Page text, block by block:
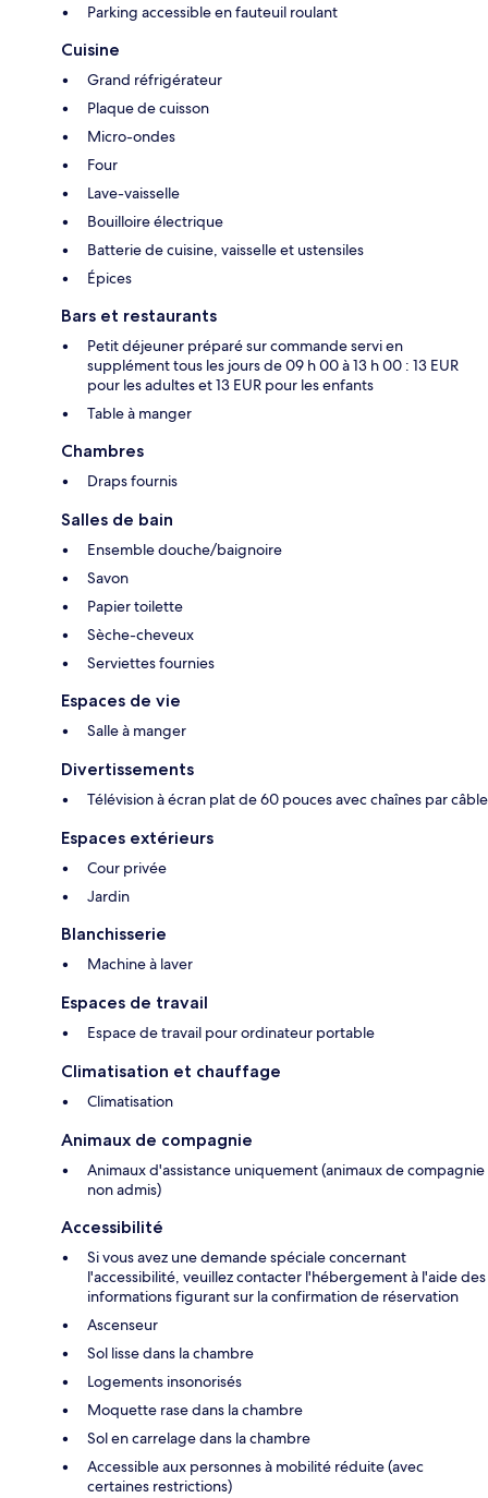
Parking accessible en fauteuil roulant
Cuisine
Grand réfrigérateur
Plaque de cuisson
Micro-ondes
Four
Lave-vaisselle
Bouilloire électrique
Batterie de cuisine, vaisselle et ustensiles
Épices
Bars et restaurants
Petit déjeuner préparé sur commande servi en
supplément tous les jours de 09 h 00 à 13 h 00 : 13 EUR
pour les adultes et 13 EUR pour les enfants
Table à manger
Chambres
Draps fournis
Salles de bain
Ensemble douche/baignoire
Savon
Papier toilette
Sèche-cheveux
Serviettes fournies
Espaces de vie
Salle à manger
Divertissements
Télévision à écran plat de 60 pouces avec chaînes par câble
Espaces extérieurs
Cour privée
Jardin
Blanchisserie
Machine à laver
Espaces de travail
Espace de travail pour ordinateur portable
Climatisation et chauffage
Climatisation
Animaux de compagnie
Animaux d'assistance uniquement (animaux de compagnie
non admis)
Accessibilité
Si vous avez une demande spéciale concernant
l'accessibilité, veuillez contacter l'hébergement à l'aide des
informations figurant sur la confirmation de réservation
Ascenseur
Sol lisse dans la chambre
Logements insonorisés
Moquette rase dans la chambre
Sol en carrelage dans la chambre
Accessible aux personnes à mobilité réduite (avec
certaines restrictions)